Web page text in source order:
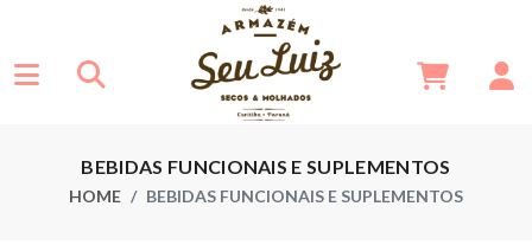
BEBIDAS FUNCIONAIS E SUPLEMENTOS
HOME BEBIDAS FUNCIONAIS E SUPLEMENTOS